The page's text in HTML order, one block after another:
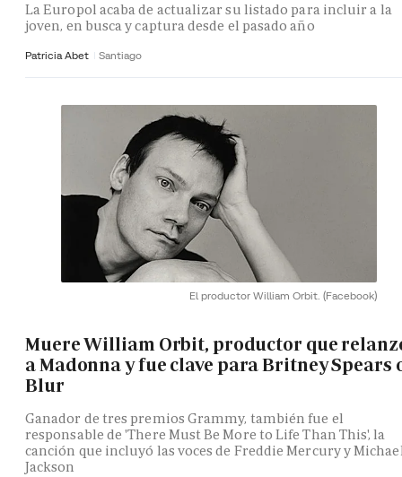
La Europol acaba de actualizar su listado para incluir a la
joven, en busca y captura desde el pasado año
Patricia Abet Santiago
El productor William Orbit. (Facebook)
Muere William Orbit, productor que
a Madonna y fue clave para Britney Spears
Blur
Ganador de tres premios Grammy, también fue el
responsable de 'There Must Be More to Life Than This', la
canción que incluyó las voces de Freddie Mercury y
Jackson